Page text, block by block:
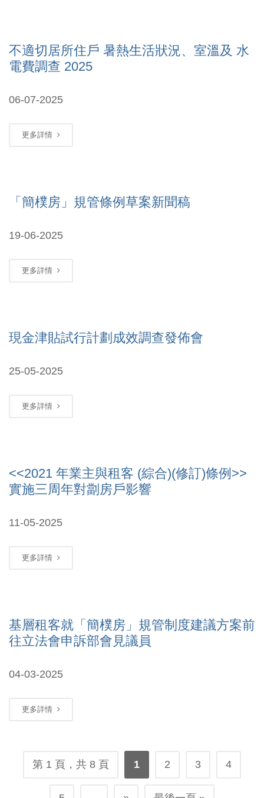
不適切居所住戶 暑熱生活狀況、室溫及 水
電費調查 2025
06-07-2025
更多詳情
「簡樸房」規管條例草案新聞稿
19-06-2025
更多詳情
現金津貼試行計劃成效調查發佈會
25-05-2025
更多詳情
<<2021 年業主與租客 (綜合)(修訂)條例>>
實施三周年對劏房戶影響
11-05-2025
更多詳情
基層租客就「簡樸房」規管制度建議方案前
往立法會申訴部會見議員
04-03-2025
更多詳情
第 1 頁，共 8 頁 1 2 3 4